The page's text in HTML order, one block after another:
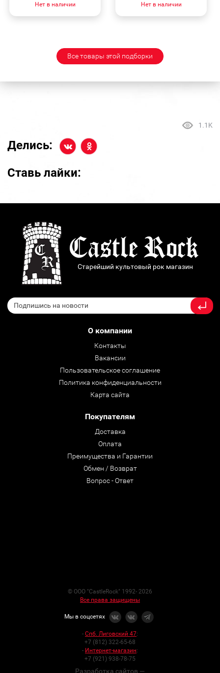
Нет в наличии Нет в наличии
Все товары этой подборки
1.1K
Делись:
Ставь лайки:
Старейший культовый рок магазин
О компании
Контакты
Вакансии
Пользовательское соглашение
Политика конфиденциальности
Карта сайта
Покупателям
Доставка
Оплата
Преимущества и Гарантии
Обмен / Возврат
Вопрос - Ответ
© ООО "CastleRock" 1992- 2026
Все права защищены
Мы в соцсетях
- Спб. Лиговский 47:
+7 (812) 322-65-68
- Интернет-магазин:
+7 (921) 938-78-75
Разработка сайтов —